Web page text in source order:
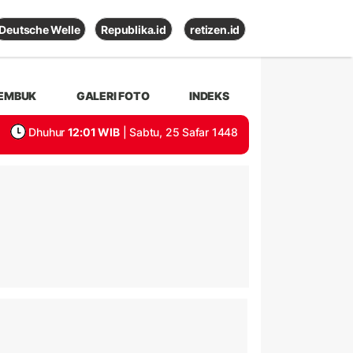
Deutsche Welle Republika.id retizen.id
GALERI FOTO INDEKS
Dhuhur 12:01 WIB | Sabtu, 25 Safar 1448